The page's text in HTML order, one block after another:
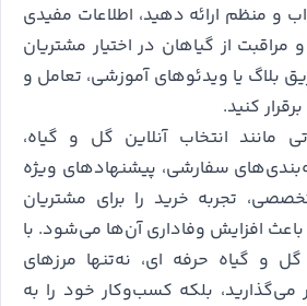
و منظم ارائه دهید، اطلاعات مفیدی
مراقبت از گیاهان در اختیار مشتریان
بلاگ یا ویدئوهای آموزشی، تعامل و
کنید.
مانند انتخاب آنلاین گل و گیاه،
سفارشی، پیشنهادهای ویژه
تجربه خرید را برای مشتریان
باعث افزایش وفاداری آن‌ها می‌شود. با
و گیاه حرفه ای، نه‌تنها مرزهای
می‌گذارید، بلکه کسب‌وکار خود را به